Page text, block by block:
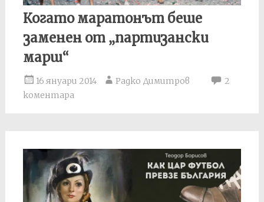
Когато маратонът беше
заменен от „партизански
марш“
16 януари 2014 Радко Димитров
2
коментара